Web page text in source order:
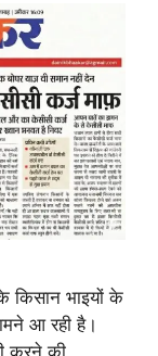
भाइयों के
आ रही है।
करने की